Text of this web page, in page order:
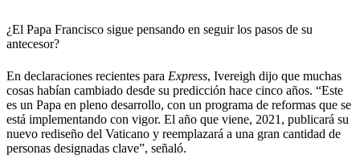
¿El Papa Francisco sigue pensando en seguir los pasos de su
antecesor?
En declaraciones recientes para Express, Ivereigh dijo que muchas
cosas habían cambiado desde su predicción hace cinco años. “Este
es un Papa en pleno desarrollo, con un programa de reformas que se
está implementando con vigor. El año que viene, 2021, publicará su
nuevo rediseño del Vaticano y reemplazará a una gran cantidad de
personas designadas clave”, señaló.